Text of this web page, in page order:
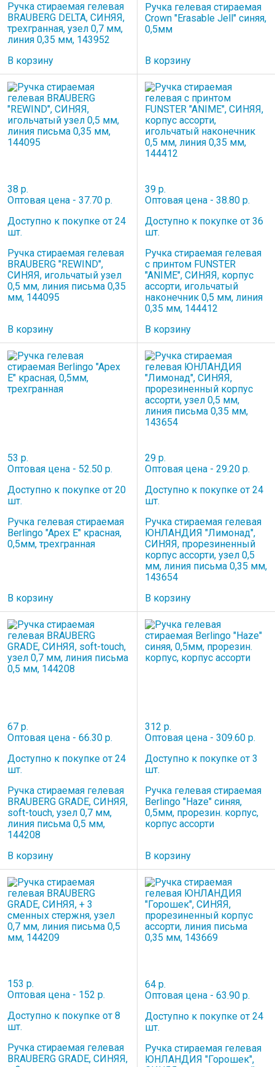
Ручка стираемая гелевая
BRAUBERG DELTA, СИНЯЯ,
трехгранная, узел 0,7 мм,
линия 0,35 мм, 143952
В корзину
Ручка гелевая стираемая
Crown "Erasable Jell" синяя,
0,5мм
В корзину
38 р.
Оптовая цена - 37.70 р.
Доступно к покупке от 24
шт.
Ручка стираемая гелевая
BRAUBERG "REWIND",
СИНЯЯ, игольчатый узел
0,5 мм, линия письма 0,35
мм, 144095
В корзину
39 р.
Оптовая цена - 38.80 р.
Доступно к покупке от 36
шт.
Ручка стираемая гелевая
с принтом FUNSTER
"ANIME", СИНЯЯ, корпус
ассорти, игольчатый
наконечник 0,5 мм, линия
0,35 мм, 144412
В корзину
53 р.
Оптовая цена - 52.50 р.
Доступно к покупке от 20
шт.
Ручка гелевая стираемая
Berlingo "Apex E" красная,
0,5мм, трехгранная
В корзину
29 р.
Оптовая цена - 29.20 р.
Доступно к покупке от 24
шт.
Ручка стираемая гелевая
ЮНЛАНДИЯ "Лимонад",
СИНЯЯ, прорезиненный
корпус ассорти, узел 0,5
мм, линия письма 0,35 мм,
143654
В корзину
67 р.
Оптовая цена - 66.30 р.
Доступно к покупке от 24
шт.
Ручка стираемая гелевая
BRAUBERG GRADE, СИНЯЯ,
soft-touch, узел 0,7 мм,
линия письма 0,5 мм,
144208
В корзину
312 р.
Оптовая цена - 309.60 р.
Доступно к покупке от 3
шт.
Ручка гелевая стираемая
Berlingo "Haze" синяя,
0,5мм, прорезин. корпус,
корпус ассорти
В корзину
153 р.
Оптовая цена - 152 р.
Доступно к покупке от 8
шт.
Ручка стираемая гелевая
BRAUBERG GRADE, СИНЯЯ,
64 р.
Оптовая цена - 63.90 р.
Доступно к покупке от 24
шт.
Ручка стираемая гелевая
ЮНЛАНДИЯ "Горошек",